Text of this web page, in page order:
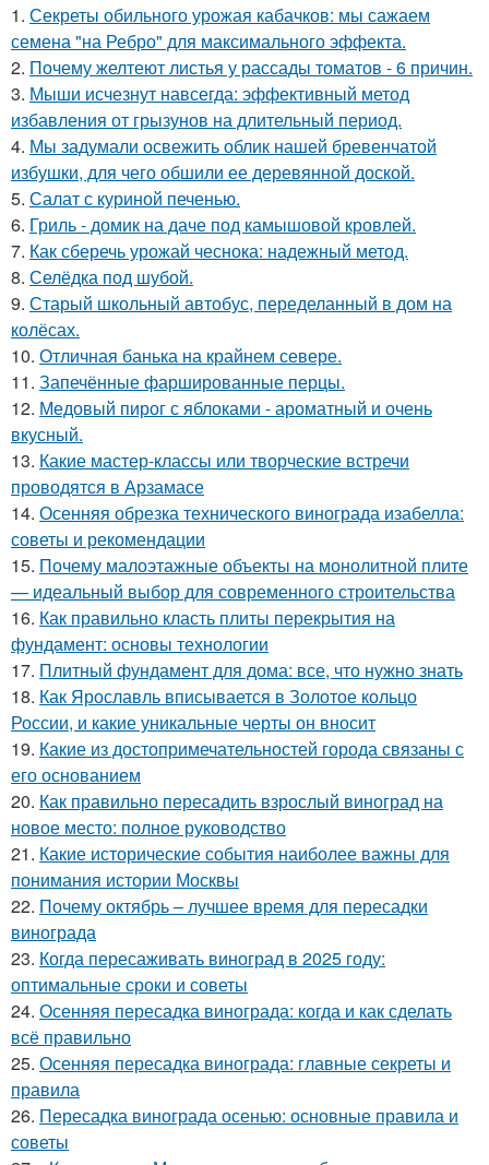
1. Секреты обильного урожая кабачков: мы сажаем
семена "на Ребро" для максимального эффекта.
2. Почему желтеют листья у рассады томатов - 6 причин.
3. Мыши исчезнут навсегда: эффективный метод
избавления от грызунов на длительный период.
4. Мы задумали освежить облик нашей бревенчатой
избушки, для чего обшили ее деревянной доской.
5. Салат с куриной печенью.
6. Гриль - домик на даче под камышовой кровлей.
7. Как сберечь урожай чеснока: надежный метод.
8. Селёдка под шубой.
9. Старый школьный автобус, переделанный в дом на
колёсах.
10. Отличная банька на крайнем севере.
11. Запечённые фаршированные перцы.
12. Медовый пирог с яблоками - ароматный и очень
вкусный.
13. Какие мастер-классы или творческие встречи
проводятся в Арзамасе
14. Осенняя обрезка технического винограда изабелла:
советы и рекомендации
15. Почему малоэтажные объекты на монолитной плите
— идеальный выбор для современного строительства
16. Как правильно класть плиты перекрытия на
фундамент: основы технологии
17. Плитный фундамент для дома: все, что нужно знать
18. Как Ярославль вписывается в Золотое кольцо
России, и какие уникальные черты он вносит
19. Какие из достопримечательностей города связаны с
его основанием
20. Как правильно пересадить взрослый виноград на
новое место: полное руководство
21. Какие исторические события наиболее важны для
понимания истории Москвы
22. Почему октябрь – лучшее время для пересадки
винограда
23. Когда пересаживать виноград в 2025 году:
оптимальные сроки и советы
24. Осенняя пересадка винограда: когда и как сделать
всё правильно
25. Осенняя пересадка винограда: главные секреты и
правила
26. Пересадка винограда осенью: основные правила и
советы